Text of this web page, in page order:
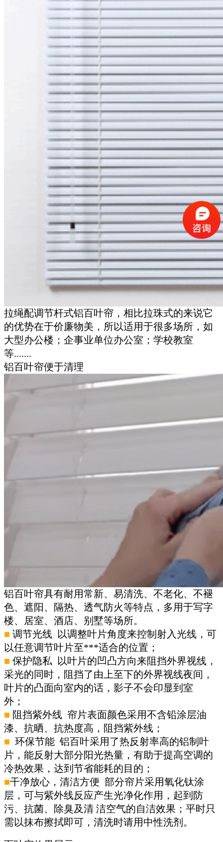
拉绳配调节杆式铝百叶帘，相比拉珠式的来说它
的优势在于价廉物美，所以适用于很多场所，如
大型办公楼；企事业单位办公室；学校教室
等.......
铝百叶帘便于清理
铝百叶帘具有耐用常新、易清洗、不老化、不褪
色、遮阳、隔热、透气防火等特点，多用于写字
楼、居室、酒店、别墅等场所。
■ 调节光线 以调整叶片角度来控制射入光线，可
以任意调节叶片至***适合的位置；
■ 保护隐私 以叶片的凹凸方向来阻挡外界视线，
采光的同时，阻挡了由上至下的外界视线夜间，
叶片的凸面向室内的话，影子不会印显到室
外；
■ 阻挡紫外线 帘片表面颜色采用不含铅涂层油
漆、抗晒、抗热度高，阻挡紫外线；
■ 环保节能 铝百叶采用了热反射率高的铝制叶
片，能反射大部分阳光热量，有助于提高空调的
冷热效果，达到节省能耗的目的；
■干净放心，清洁方便 部分帘片采用氧化钛涂
层，可与紫外线反应产生光净化作用，起到防
污、抗菌、除臭及清 洁空气的自洁效果；平时只
需以抹布擦拭即可，清洗时请用中性洗剂。